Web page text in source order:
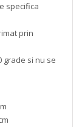
specifica
prin
grade si nu se